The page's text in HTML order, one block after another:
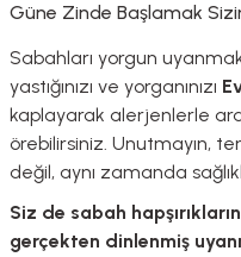
Güne Zinde Başlamak
Sabahları yorgun
yastığınızı ve yorganınızı
kaplayarak alerjenlerle
örebilirsiniz. Unutmayın,
değil, aynı zamanda
Siz de sabah
gerçekten dinlenmiş